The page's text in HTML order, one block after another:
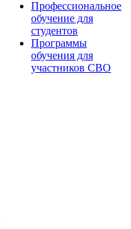
Профессиональное
обучение для
студентов
Программы
обучения для
участников СВО